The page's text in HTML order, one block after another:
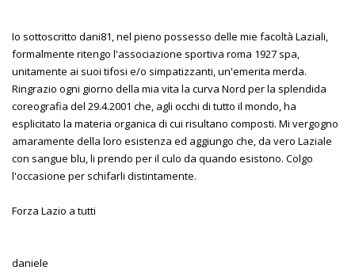
Io sottoscritto dani81, nel pieno possesso delle mie facoltà Laziali,
formalmente ritengo l'associazione sportiva roma 1927 spa,
unitamente ai suoi tifosi e/o simpatizzanti, un'emerita merda.
Ringrazio ogni giorno della mia vita la curva Nord per la splendida
coreografia del 29.4.2001 che, agli occhi di tutto il mondo, ha
esplicitato la materia organica di cui risultano composti. Mi vergogno
amaramente della loro esistenza ed aggiungo che, da vero Laziale
con sangue blu, li prendo per il culo da quando esistono. Colgo
l'occasione per schifarli distintamente.
Forza Lazio a tutti
daniele